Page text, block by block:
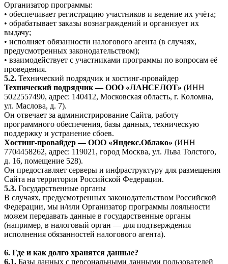
Организатор программы:
• обеспечивает регистрацию участников и ведение их учёта;
• обрабатывает заказы вознаграждений и организует их
выдачу;
• исполняет обязанности налогового агента (в случаях,
предусмотренных законодательством);
• взаимодействует с участниками программы по вопросам её
проведения.
5.2. Технический подрядчик и хостинг-провайдер
Технический подрядчик — ООО «ЛАНСЕЛОТ» (ИНН
5022557490, адрес: 140412, Московская область, г. Коломна,
ул. Маслова, д. 7).
Он отвечает за администрирование Сайта, работу
программного обеспечения, базы данных, техническую
поддержку и устранение сбоев.
Хостинг-провайдер — ООО «Яндекс.Облако» (ИНН
7704458262, адрес: 119021, город Москва, ул. Льва Толстого,
д. 16, помещение 528).
Он предоставляет серверы и инфраструктуру для размещения
Сайта на территории Российской Федерации.
5.3. Государственные органы
В случаях, предусмотренных законодательством Российской
Федерации, мы и/или Организатор программы лояльности
можем передавать данные в государственные органы
(например, в налоговый орган — для подтверждения
исполнения обязанностей налогового агента).
6. Где и как долго хранятся данные?
6.1. Базы данных с персональными данными пользователей